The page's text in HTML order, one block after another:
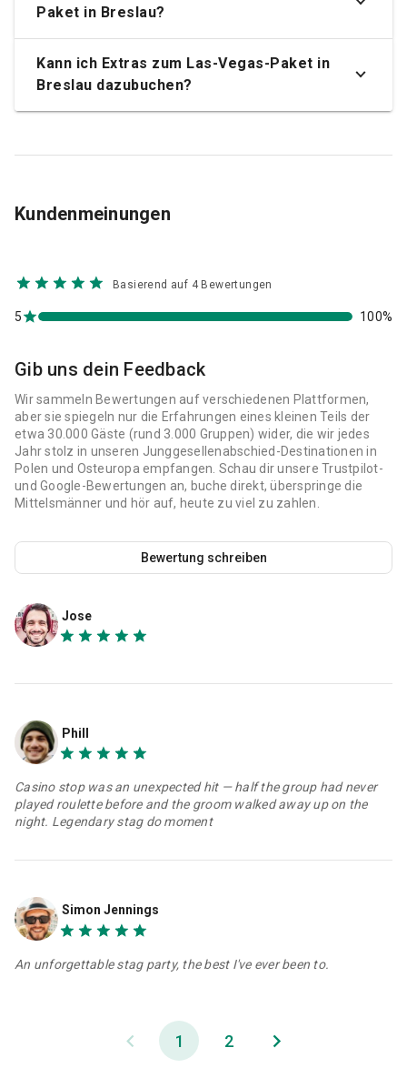
Paket in Breslau?
Kann ich Extras zum Las-Vegas-Paket in
Breslau dazubuchen?
Kundenmeinungen
Basierend auf 4 Bewertungen
5 100%
Gib uns dein Feedback
Wir sammeln Bewertungen auf verschiedenen Plattformen,
aber sie spiegeln nur die Erfahrungen eines kleinen Teils der
etwa 30.000 Gäste (rund 3.000 Gruppen) wider, die wir jedes
Jahr stolz in unseren Junggesellenabschied-Destinationen in
Polen und Osteuropa empfangen. Schau dir unsere Trustpilot-
und Google-Bewertungen an, buche direkt, überspringe die
Mittelsmänner und hör auf, heute zu viel zu zahlen.
Bewertung schreiben
Jose
Phill
Casino stop was an unexpected hit — half the group had never
played roulette before and the groom walked away up on the
night. Legendary stag do moment
Simon Jennings
An unforgettable stag party, the best I've ever been to.
1 2